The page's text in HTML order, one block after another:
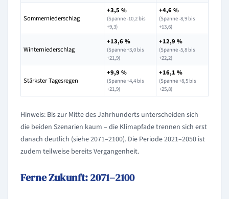
Sommerniederschlag
+3,5 %
(Spanne -10,2 bis
+9,3)
+4,6 %
(Spanne -8,9 bis
+13,6)
Winterniederschlag
+13,6 %
(Spanne +3,0 bis
+21,9)
+12,9 %
(Spanne -5,8 bis
+22,2)
Stärkster Tagesregen
+9,9 %
(Spanne +4,4 bis
+21,9)
+16,1 %
(Spanne +8,5 bis
+25,8)
Hinweis: Bis zur Mitte des Jahrhunderts unterscheiden sich
die beiden Szenarien kaum – die Klimapfade trennen sich erst
danach deutlich (siehe 2071–2100). Die Periode 2021–2050 ist
zudem teilweise bereits Vergangenheit.
Ferne Zukunft: 2071–2100